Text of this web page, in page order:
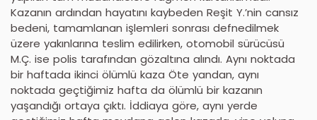
Kazanın ardından hayatını kaybeden Reşit Y.’nin cansız
bedeni, tamamlanan işlemleri sonrası defnedilmek
üzere yakınlarına teslim edilirken, otomobil sürücüsü
M.Ç. ise polis tarafından gözaltına alındı. Aynı noktada
bir haftada ikinci ölümlü kaza Öte yandan, aynı
noktada geçtiğimiz hafta da ölümlü bir kazanın
yaşandığı ortaya çıktı. İddiaya göre, aynı yerde